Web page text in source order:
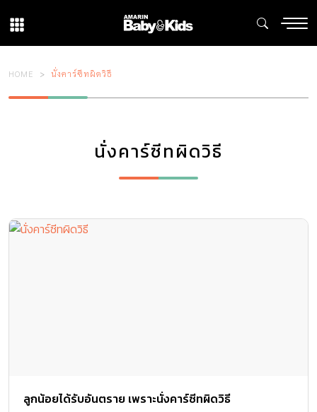
HOME นั่งคาร์ซีทผิดวิธี
นั่งคาร์ซีทผิดวิธี
ลูกน้อยได้รับอันตราย เพราะนั่งคาร์ซีทผิดวิธี